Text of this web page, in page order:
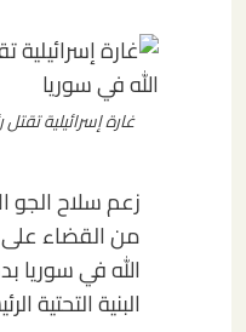
غارة إسرائيلية
زعم سلاح الجو
من القضاء على
الله في
البنية التحتية